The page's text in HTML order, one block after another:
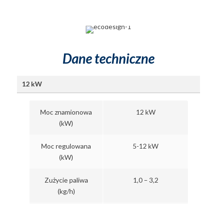
Dane techniczne
12 kW
Moc znamionowa
(kW)
12 kW
Moc regulowana
(kW)
5-12 kW
Zużycie paliwa
(kg/h)
1,0 – 3,2